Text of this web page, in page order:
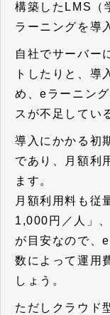
構築したLMS（
ラーニングを導
自社でサーバー
トしたりと、導
め、eラーニン
スが不足してい
導入にかかる初
であり、月額利
ます。
月額利用料も従
1,000円／人」
が目安なので、
数によって運用
しょう。
ただしクラウド